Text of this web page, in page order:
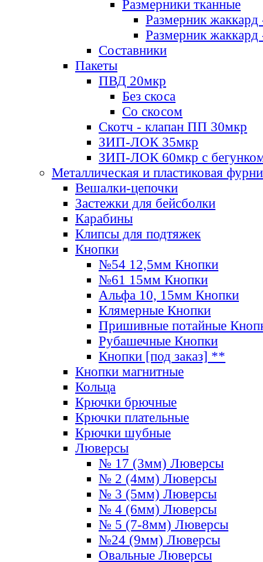
Размерники тканные
Размерник
Размерник
Составники
Пакеты
ПВД 20мкр
Без скоса
Со скосом
Скотч - клапан ПП 30мкр
ЗИП-ЛОК 35мкр
ЗИП-ЛОК 60мкр с
Металлическая и пластиковая
Вешалки-цепочки
Застежки для бейсболки
Карабины
Клипсы для подтяжек
Кнопки
№54 12,5мм Кнопки
№61 15мм Кнопки
Альфа 10, 15мм Кнопки
Клямерные Кнопки
Пришивные потайные
Рубашечные Кнопки
Кнопки [под заказ] **
Кнопки магнитные
Кольца
Крючки брючные
Крючки плательные
Крючки шубные
Люверсы
№ 17 (3мм) Люверсы
№ 2 (4мм) Люверсы
№ 3 (5мм) Люверсы
№ 4 (6мм) Люверсы
№ 5 (7-8мм) Люверсы
№24 (9мм) Люверсы
Овальные Люверсы